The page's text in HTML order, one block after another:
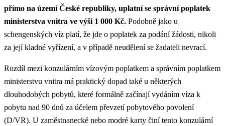
přímo na území České republiky, uplatní se správní poplatek
ministerstva vnitra ve výši 1 000 Kč. Podobně jako u
schengenských víz platí, že jde o poplatek za podání žádosti, nikoli
za její kladné vyřízení, a v případě neudělení se žadateli nevrací.
Rozdíl mezi konzulárním vízovým poplatkem a správním poplatkem
ministerstvu vnitra má praktický dopad také u některých
dlouhodobých pobytů, které formálně začínají vydáním víza k
pobytu nad 90 dnů za účelem převzetí pobytového povolení
(D/VR). U zaměstnanecké nebo modré karty činí tento konzulární